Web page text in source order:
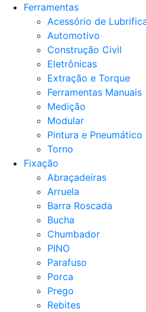
Ferramentas
Acessório de
Automotivo
Construção Civil
Eletrônicas
Extração e Torque
Ferramentas Manuais
Medição
Modular
Pintura e Pneumático
Torno
Fixação
Abraçadeiras
Arruela
Barra Roscada
Bucha
Chumbador
PINO
Parafuso
Porca
Prego
Rebites